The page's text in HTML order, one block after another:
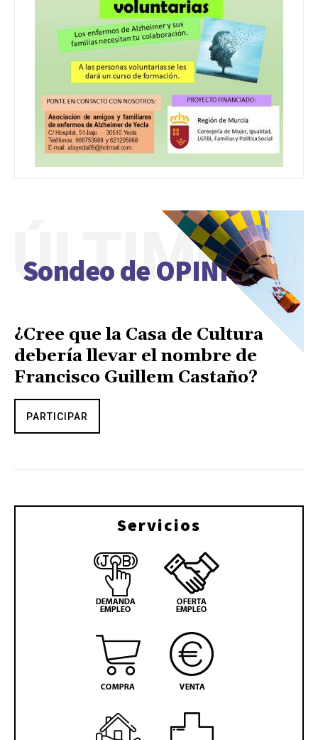
Sondeo de OPINIÓN
ÚLTIMO
¿Cree que la Casa de Cultura
debería llevar el nombre de
Francisco Guillem Castaño?
PARTICIPAR
Servicios